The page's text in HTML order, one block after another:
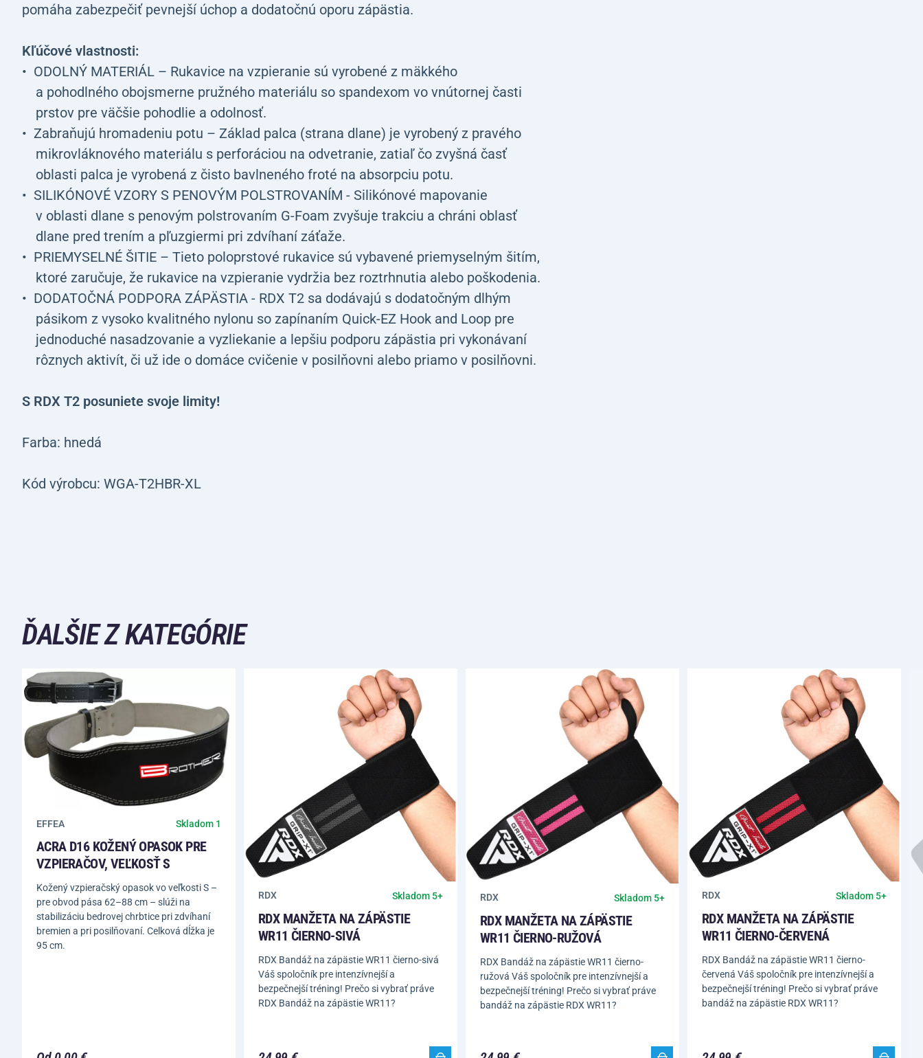
pomáha zabezpečiť pevnejší úchop a dodatočnú oporu zápästia.
Kľúčové vlastnosti:
ODOLNÝ MATERIÁL – Rukavice na vzpieranie sú vyrobené z mäkkého
a pohodlného obojsmerne pružného materiálu so spandexom vo vnútornej časti
prstov pre väčšie pohodlie a odolnosť.
Zabraňujú hromadeniu potu – Základ palca (strana dlane) je vyrobený z pravého
mikrovláknového materiálu s perforáciou na odvetranie, zatiaľ čo zvyšná časť
oblasti palca je vyrobená z čisto bavlneného froté na absorpciu potu.
SILIKÓNOVÉ VZORY S PENOVÝM POLSTROVANÍM - Silikónové mapovanie
v oblasti dlane s penovým polstrovaním G-Foam zvyšuje trakciu a chráni oblasť
dlane pred trením a pľuzgiermi pri zdvíhaní záťaže.
PRIEMYSELNÉ ŠITIE – Tieto poloprstové rukavice sú vybavené priemyselným šitím,
ktoré zaručuje, že rukavice na vzpieranie vydržia bez roztrhnutia alebo poškodenia.
DODATOČNÁ PODPORA ZÁPÄSTIA - RDX T2 sa dodávajú s dodatočným dlhým
pásikom z vysoko kvalitného nylonu so zapínaním Quick-EZ Hook and Loop pre
jednoduché nasadzovanie a vyzliekanie a lepšiu podporu zápästia pri vykonávaní
rôznych aktivít, či už ide o domáce cvičenie v posilňovni alebo priamo v posilňovni.
S RDX T2 posuniete svoje limity!
Farba: hnedá
Kód výrobcu: WGA-T2HBR-XL
ĎALŠIE Z KATEGÓRIE
EFFEA Skladom 1
ACRA D16 KOŽENÝ OPASOK PRE
VZPIERAČOV, VEĽKOSŤ S
Kožený vzpieračský opasok vo veľkosti S –
pre obvod pása 62–88 cm – slúži na
stabilizáciu bedrovej chrbtice pri zdvíhaní
bremien a pri posilňovaní. Celková dĺžka je
95 cm.
RDX Skladom 5+
RDX MANŽETA NA ZÁPÄSTIE
WR11 ČIERNO-SIVÁ
RDX Bandáž na zápästie WR11 čierno-sivá
Váš spoločník pre intenzívnejší a
bezpečnejší tréning! Prečo si vybrať práve
RDX Bandáž na zápästie WR11?
RDX Skladom 5+
RDX MANŽETA NA ZÁPÄSTIE
WR11 ČIERNO-RUŽOVÁ
RDX Bandáž na zápästie WR11 čierno-
ružová Váš spoločník pre intenzívnejší a
bezpečnejší tréning! Prečo si vybrať práve
bandáž na zápästie RDX WR11?
RDX Skladom 5+
RDX MANŽETA NA ZÁPÄSTIE
WR11 ČIERNO-ČERVENÁ
RDX Bandáž na zápästie WR11 čierno-
červená Váš spoločník pre intenzívnejší a
bezpečnejší tréning! Prečo si vybrať práve
bandáž na zápästie RDX WR11?